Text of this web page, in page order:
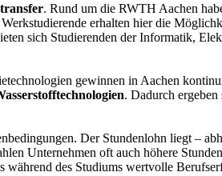
. Rund um die RWTH Aachen
erhalten hier die
sich Studierenden der Informatik,
gewinnen in Aachen
. Dadurch
Der Stundenlohn liegt –
Unternehmen oft auch höhere
des Studiums wertvolle